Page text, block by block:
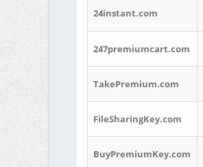
24instant.com
247premiumcart.com
TakePremium.com
FileSharingKey.com
BuyPremiumKey.com